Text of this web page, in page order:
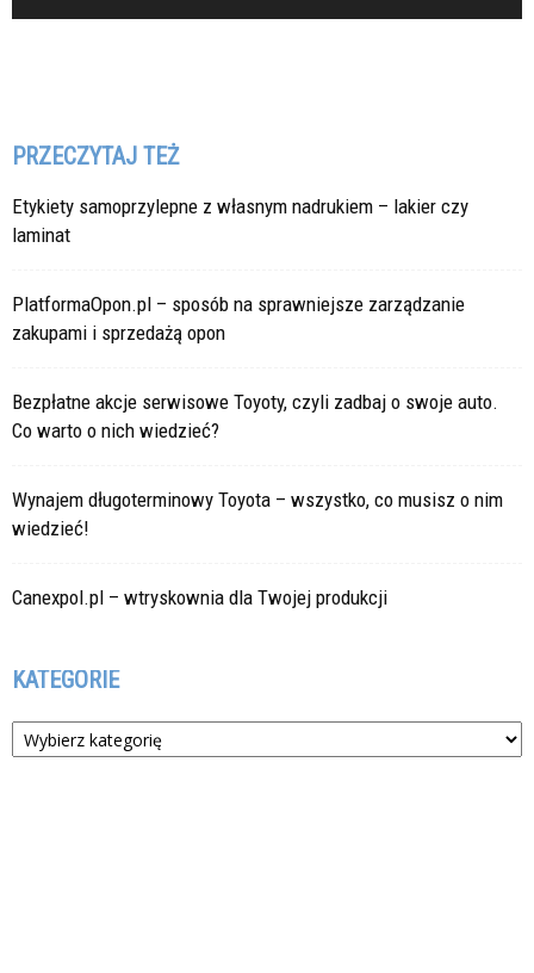
PRZECZYTAJ TEŻ
Etykiety samoprzylepne z własnym nadrukiem – lakier czy
laminat
PlatformaOpon.pl – sposób na sprawniejsze zarządzanie
zakupami i sprzedażą opon
Bezpłatne akcje serwisowe Toyoty, czyli zadbaj o swoje auto.
Co warto o nich wiedzieć?
Wynajem długoterminowy Toyota – wszystko, co musisz o nim
wiedzieć!
Canexpol.pl – wtryskownia dla Twojej produkcji
KATEGORIE
Kategorie